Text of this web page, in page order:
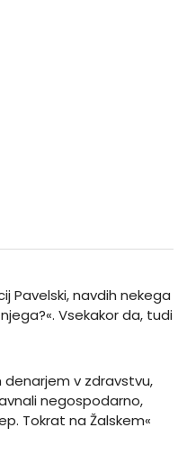
Pavelski, navdih nekega
Vsekakor da, tudi
denarjem v zdravstvu,
negospodarno,
Tokrat na Žalskem«